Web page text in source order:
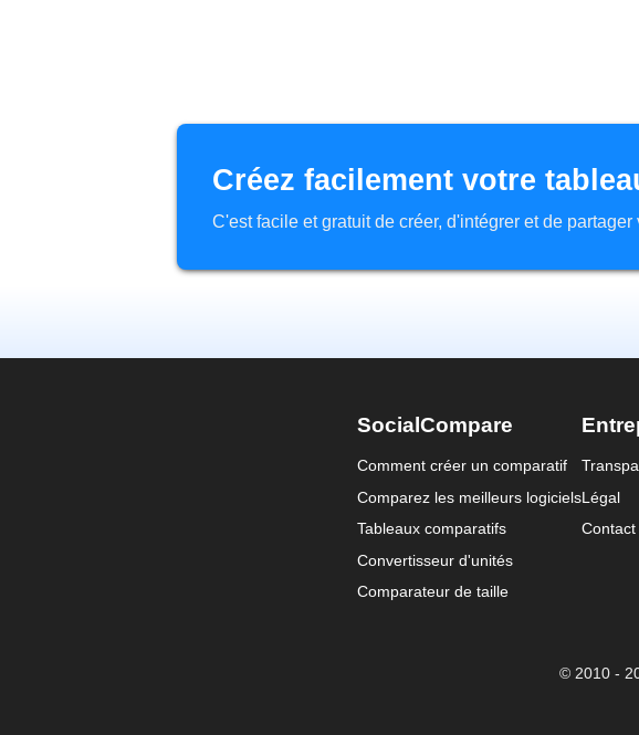
Créez facilement votre
C'est facile et gratuit de créer, d'intégrer et de
SocialCompare
Comment créer un comparatif
Comparez les meilleurs logiciels
Tableaux comparatifs
Convertisseur d'unités
Comparateur de taille
Légal
Contact
© 2010 -